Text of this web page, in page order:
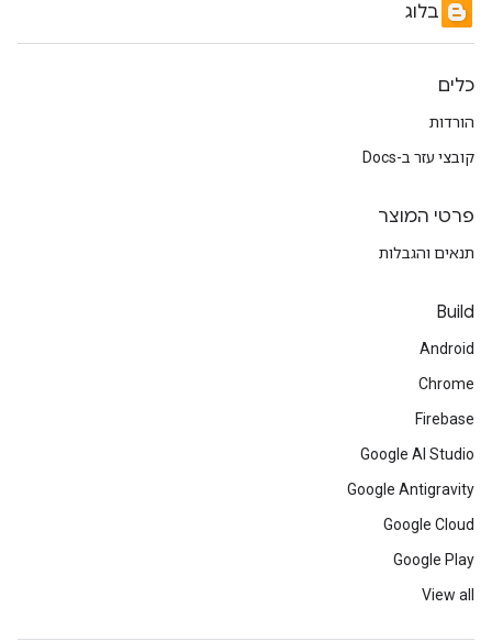
בלוג
כלים
הורדות
קובצי עזר ב-Docs
פרטי המוצר
תנאים והגבלות
Build
Android
Chrome
Firebase
Google AI Studio
Google Antigravity
Google Cloud
Google Play
View all